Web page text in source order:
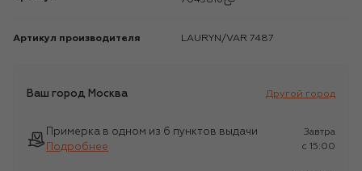
Артикул производителя LAURYN/VAR 7487
Ваш город Москва Другой город
Примерка в одном из 6 пунктов выдачи
Подробнее
Завтра
c 15:00